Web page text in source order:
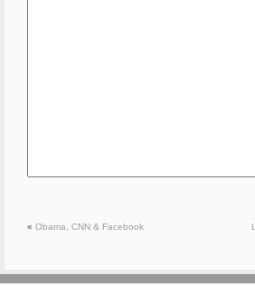
« Obama, CNN & Facebook